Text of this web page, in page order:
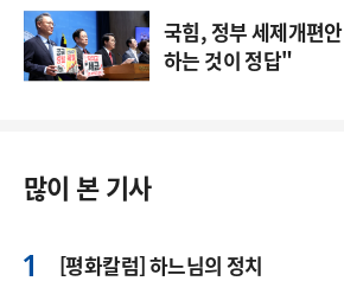
국힘, 정부 세제개편
하는 것이 정답"
많이 본 기사
[평화칼럼] 하느님의 정치